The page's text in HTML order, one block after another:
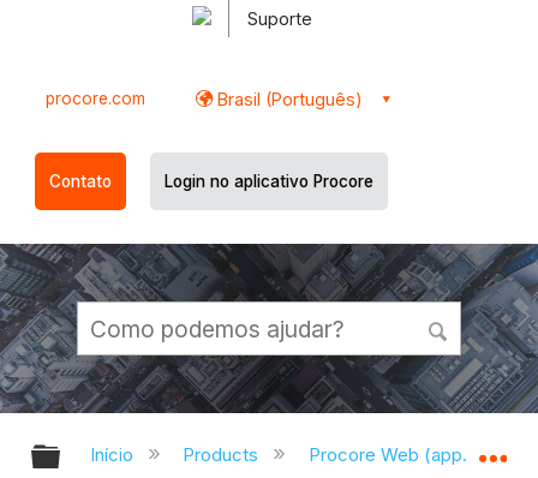
Suporte
procore.com Brasil (Português)
Contato Login no aplicativo Procore
Expandir/recolher hierarquia
Início Products Procore Web